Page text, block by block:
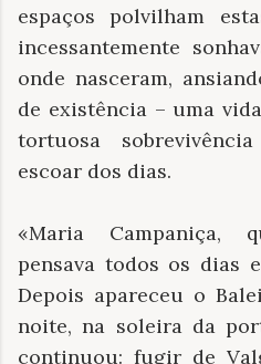
espaços polvilham
incessantemente
onde nasceram,
de existência – uma
tortuosa
escoar dos dias.
«Maria Campaniça,
pensava todos os dias
Depois apareceu o
noite, na soleira da
continuou: fugir de